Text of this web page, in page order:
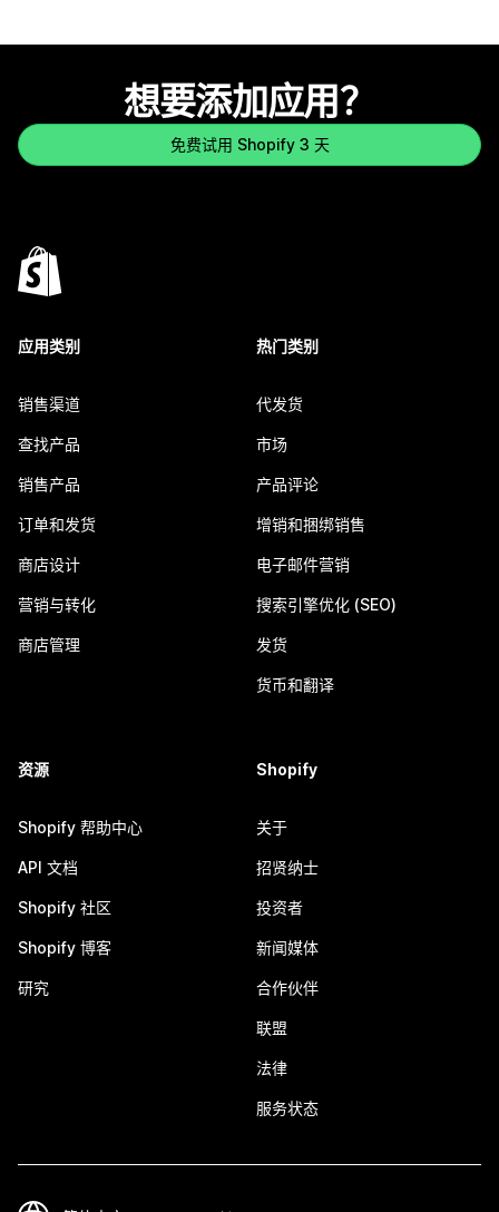
想要添加应用？
免费试用 Shopify 3 天
应用类别
销售渠道
查找产品
销售产品
订单和发货
商店设计
营销与转化
商店管理
热门类别
代发货
市场
产品评论
增销和捆绑销售
电子邮件营销
搜索引擎优化 (SEO)
发货
货币和翻译
资源
Shopify 帮助中心
API 文档
Shopify 社区
Shopify 博客
研究
Shopify
关于
招贤纳士
投资者
新闻媒体
合作伙伴
联盟
法律
服务状态